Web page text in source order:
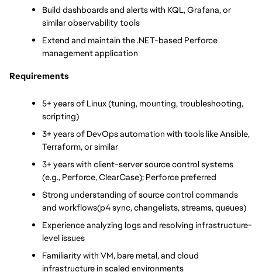
Build dashboards and alerts with KQL, Grafana, or
similar observability tools
Extend and maintain the .NET-based Perforce
management application
Requirements
5+ years of Linux (tuning, mounting, troubleshooting,
scripting)
3+ years of DevOps automation with tools like Ansible,
Terraform, or similar
3+ years with client-server source control systems
(e.g., Perforce, ClearCase); Perforce preferred
Strong understanding of source control commands
and workflows(p4 sync, changelists, streams, queues)
Experience analyzing logs and resolving infrastructure-
level issues
Familiarity with VM, bare metal, and cloud
infrastructure in scaled environments